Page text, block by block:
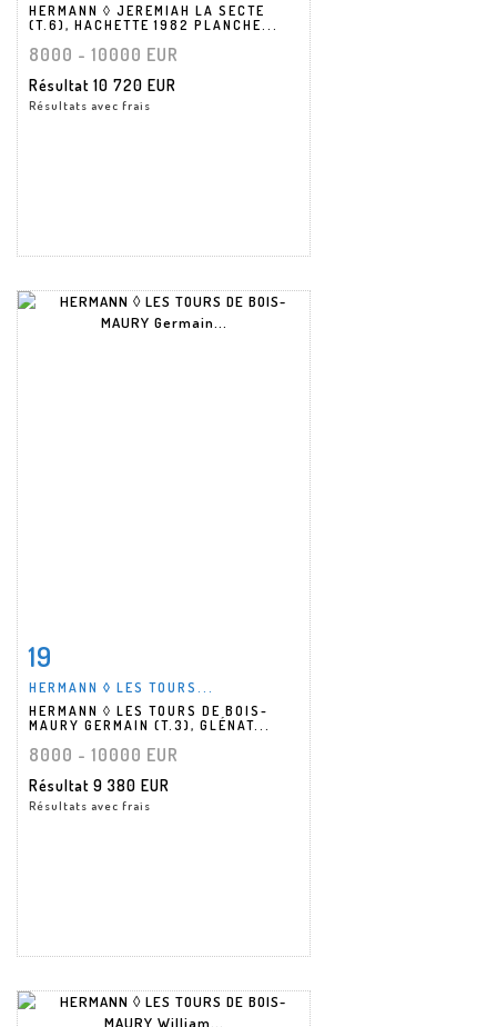
HERMANN ◊ JEREMIAH LA SECTE
(T.6), HACHETTE 1982 PLANCHE...
8000 - 10000 EUR
Résultat 10 720 EUR
Résultats avec frais
Fiche détaillée
19
HERMANN ◊ LES TOURS...
HERMANN ◊ LES TOURS DE BOIS-
MAURY GERMAIN (T.3), GLÉNAT...
8000 - 10000 EUR
Résultat 9 380 EUR
Résultats avec frais